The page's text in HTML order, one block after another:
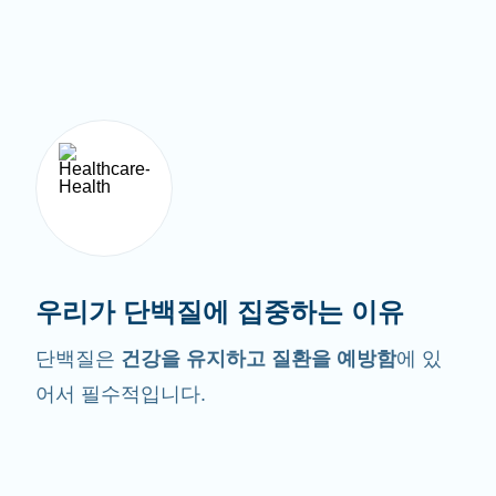
우리가 단백질에 집중하는 이유
단백질은 건강을 유지하고 질환을 예방함에 있
어서 필수적입니다.